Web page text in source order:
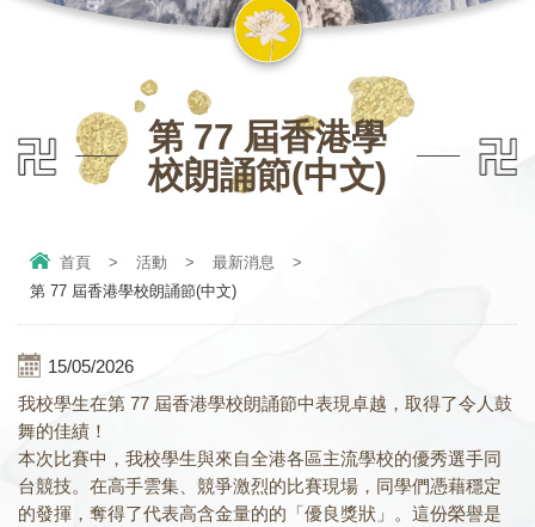
第 77 屆香港學
校朗誦節(中文)
首頁 > 活動 > 最新消息
>
第 77 屆香港學校朗誦節(中文)
15/05/2026
我校學生在第 77 屆香港學校朗誦節中表現卓越，取得了令人鼓
舞的佳績！
本次比賽中，我校學生與來自全港各區主流學校的優秀選手同
台競技。在高手雲集、競爭激烈的比賽現場，同學們憑藉穩定
的發揮，奪得了代表高含金量的的「優良獎狀」。這份榮譽是